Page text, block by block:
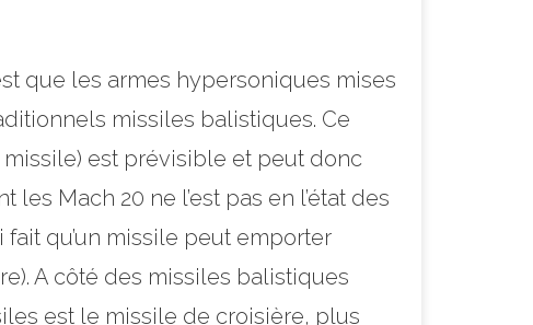
que les armes hypersoniques mises
missiles balistiques. Ce
missile) est prévisible et peut donc
Mach 20 ne l’est pas en l’état des
qu’un missile peut emporter
A côté des missiles balistiques
est le missile de croisière, plus